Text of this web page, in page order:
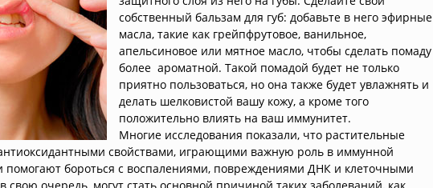
собственный бальзам для губ: добавьте в него эфирные
масла, такие как грейпфрутовое, ванильное,
апельсиновое или мятное масло, чтобы сделать помаду
более ароматной. Такой помадой будет не только
приятно пользоваться, но она также будет увлажнять и
делать шелковистой вашу кожу, а кроме того
положительно влиять на ваш иммунитет.
Многие исследования показали, что растительные
свойствами, играющими важную роль в иммунной
помогают бороться с воспалениями, повреждениями ДНК и клеточными
свою очередь, могут стать основной причиной таких заболеваний, как